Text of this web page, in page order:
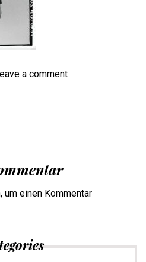
a comment
um einen Kommentar